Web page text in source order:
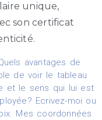
unique,
son certificat
avantages de
de voir le tableau
et le sens qui lui est
Ecrivez-moi ou
Mes coordonnées